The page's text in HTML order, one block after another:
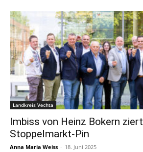
Landkreis Vechta
Imbiss von Heinz Bokern ziert
Stoppelmarkt-Pin
Anna Maria Weiss - 18. Juni 2025